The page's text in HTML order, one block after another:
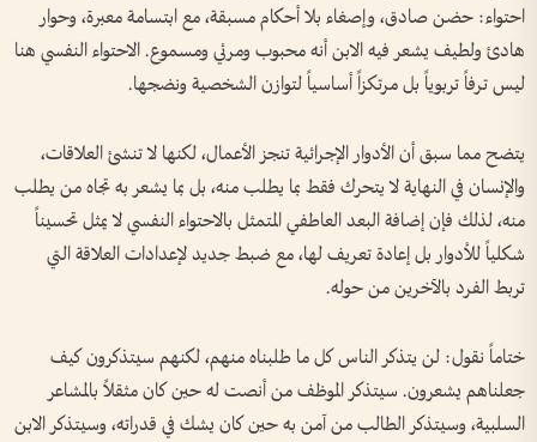
احتواء: حضن صادق، وإصغاء بلا أحكام مسبقة، مع ابتسامة معبرة، وحوار
هادئ ولطيف يشعر فيه الابن أنه محبوب ومرئي ومسموع. الاحتواء النفسي هنا
ليس ترفاً تربوياً بل مرتكزاً أساسياً لتوازن الشخصية ونضجها.
يتضح مما سبق أن الأدوار الإجرائية تنجز الأعمال، لكنها لا تنشئ العلاقات،
والإنسان في النهاية لا يتحرك فقط بما يطلب منه، بل بما يشعر به تجاه من يطلب
منه، لذلك فإن إضافة البعد العاطفي المتمثل بالاحتواء النفسي لا يمثل تحسيناً
شكلياً للأدوار بل إعادة تعريف لها، مع ضبط جديد لإعدادات العلاقة التي
تربط الفرد بالآخرين من حوله.
ختاماً نقول: لن يتذكر الناس كل ما طلبناه منهم، لكنهم سيتذكرون كيف
جعلناهم يشعرون. سيتذكر الموظف من أنصت له حين كان مثقلاً بالمشاعر
السلبية، وسيتذكر الطالب من آمن به حين كان يشك في قدراته، وسيتذكر الابن